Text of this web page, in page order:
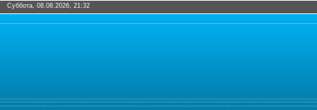
Суббота, 08.08.2026, 21:32